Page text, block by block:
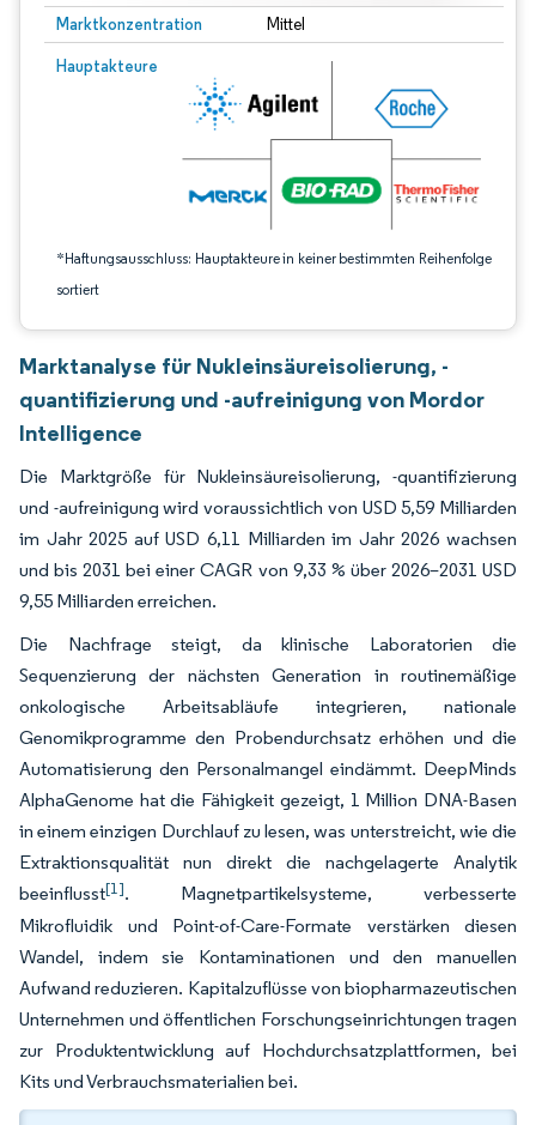
Marktkonzentration Mittel
Hauptakteure
*Haftungsausschluss: Hauptakteure in keiner bestimmten Reihenfolge
sortiert
Bild © Mordor Intelligence. Wiederverwendung erfordert Namensnennung
Marktanalyse für Nukleinsäureisolierung, -
quantifizierung und -aufreinigung von Mordor
Intelligence
Die Marktgröße für Nukleinsäureisolierung, -quantifizierung
und -aufreinigung wird voraussichtlich von USD 5,59 Milliarden
im Jahr 2025 auf USD 6,11 Milliarden im Jahr 2026 wachsen
und bis 2031 bei einer CAGR von 9,33 % über 2026–2031 USD
9,55 Milliarden erreichen.
Die Nachfrage steigt, da klinische Laboratorien die
Sequenzierung der nächsten Generation in routinemäßige
onkologische Arbeitsabläufe integrieren, nationale
Genomikprogramme den Probendurchsatz erhöhen und die
Automatisierung den Personalmangel eindämmt. DeepMinds
AlphaGenome hat die Fähigkeit gezeigt, 1 Million DNA-Basen
in einem einzigen Durchlauf zu lesen, was unterstreicht, wie die
Extraktionsqualität nun direkt die nachgelagerte Analytik
beeinflusst[1]. Magnetpartikelsysteme, verbesserte
Mikrofluidik und Point-of-Care-Formate verstärken diesen
Wandel, indem sie Kontaminationen und den manuellen
Aufwand reduzieren. Kapitalzuflüsse von biopharmazeutischen
Unternehmen und öffentlichen Forschungseinrichtungen tragen
zur Produktentwicklung auf Hochdurchsatzplattformen, bei
Kits und Verbrauchsmaterialien bei.